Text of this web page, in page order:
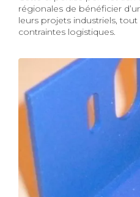
régionales de bénéficier
leurs projets industriels,
contraintes logistiques.